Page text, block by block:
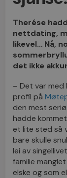
Therése
nettdating,
likevel… Nå,
det ikke
– Det var
profil på
den mest
hadde
et lite sted så
bare skulle
lei av
familie
elske og som